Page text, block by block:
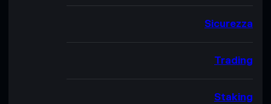
Sicurezza
Trading
Staking